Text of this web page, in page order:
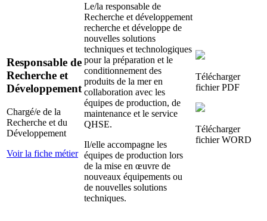
Responsable de
Recherche et
Développement
Chargé/e de la
Recherche et du
Développement
Voir la fiche métier
Le/la responsable de
Recherche et développement
recherche et développe de
nouvelles solutions
techniques et technologiques
pour la préparation et le
conditionnement des
produits de la mer en
collaboration avec les
équipes de production, de
maintenance et le service
QHSE.
Il/elle accompagne les
équipes de production lors
de la mise en œuvre de
nouveaux équipements ou
de nouvelles solutions
techniques.
Télécharger
fichierPDF
Télécharger
fichierWORD